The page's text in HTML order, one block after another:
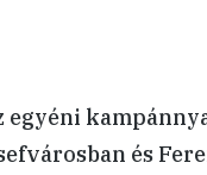
egyéni
és